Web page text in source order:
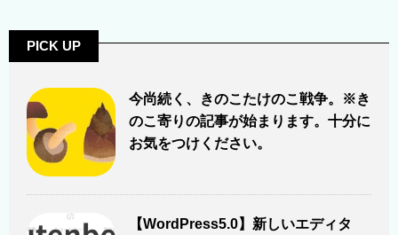
PICK UP
今尚続く、きのこたけのこ戦争。※き
のこ寄りの記事が始まります。十分に
お気をつけください。
【WordPress5.0】新しいエディタ